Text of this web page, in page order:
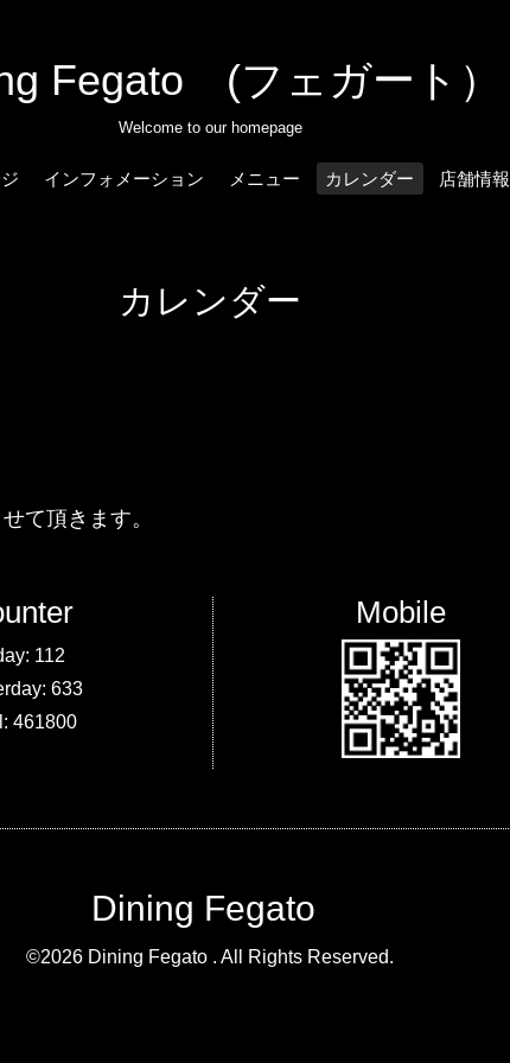
Fegato (フェガート）
Welcome to our homepage
インフォメーション メニュー カレンダー 店舗情報
カレンダー
て頂きます。
112
633
461800
Mobile
Dining Fegato
©2026 Dining Fegato . All Rights Reserved.